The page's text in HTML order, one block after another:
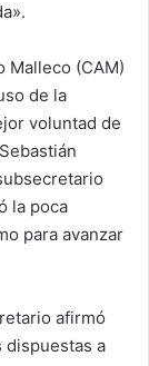
Malleco (CAM)
de la
voluntad de
la poca
para avanzar
afirmó
dispuestas a